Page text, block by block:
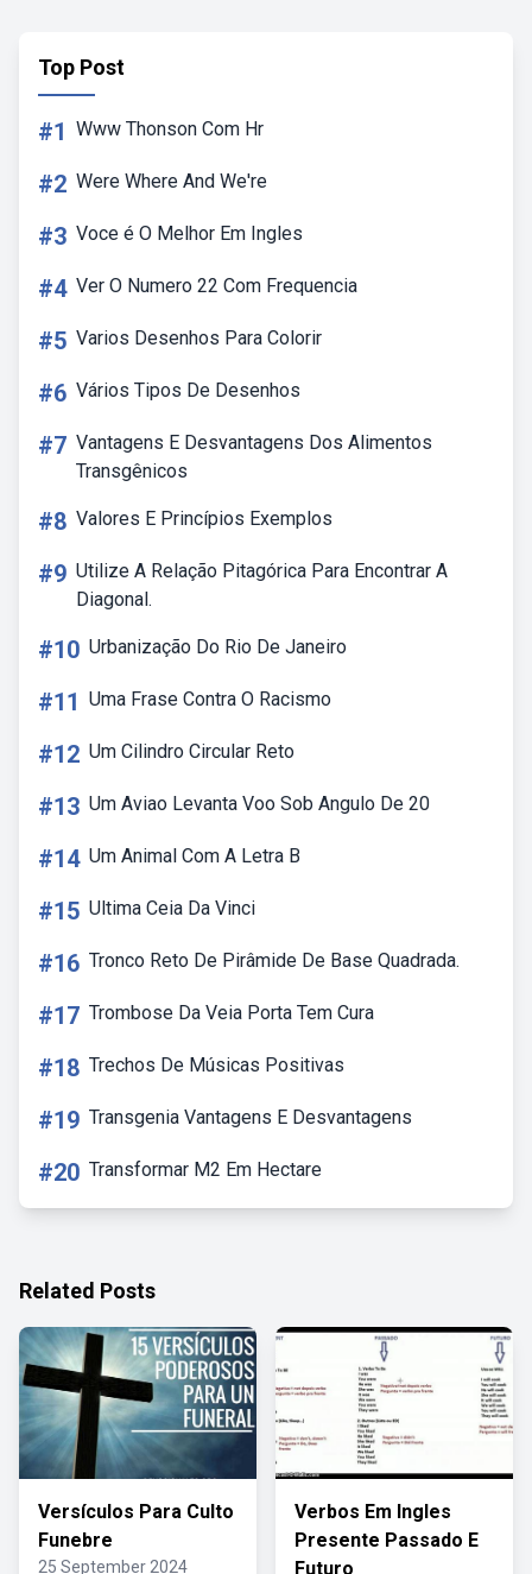
Top Post
#1 Www Thonson Com Hr
#2 Were Where And We're
#3 Voce é O Melhor Em Ingles
#4 Ver O Numero 22 Com Frequencia
#5 Varios Desenhos Para Colorir
#6 Vários Tipos De Desenhos
#7 Vantagens E Desvantagens Dos Alimentos
Transgênicos
#8 Valores E Princípios Exemplos
#9 Utilize A Relação Pitagórica Para Encontrar A
Diagonal.
#10 Urbanização Do Rio De Janeiro
#11 Uma Frase Contra O Racismo
#12 Um Cilindro Circular Reto
#13 Um Aviao Levanta Voo Sob Angulo De 20
#14 Um Animal Com A Letra B
#15 Ultima Ceia Da Vinci
#16 Tronco Reto De Pirâmide De Base Quadrada.
#17 Trombose Da Veia Porta Tem Cura
#18 Trechos De Músicas Positivas
#19 Transgenia Vantagens E Desvantagens
#20 Transformar M2 Em Hectare
Related Posts
Versículos Para Culto
Funebre
25 September 2024
Verbos Em Ingles
Presente Passado E
Futuro